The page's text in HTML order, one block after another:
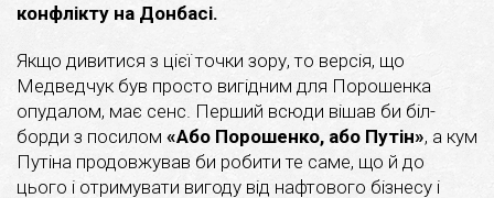
конфлікту на Донбасі.
Якщо дивитися з цієї точки зору, то версія, що
Медведчук був просто вигідним для Порошенка
опудалом, має сенс. Перший всюди вішав би біл-
борди з посилом «Або Порошенко, або Путін», а кум
Путіна продовжував би робити те саме, що й до
цього і отримувати вигоду від нафтового бізнесу і